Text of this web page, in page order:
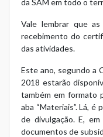
Vale lembrar que
recebimento do
das atividades.
Este ano, segundo a
2018 estarão
também em formato
aba “Materiais”. Lá,
de divulgação. E,
documentos de